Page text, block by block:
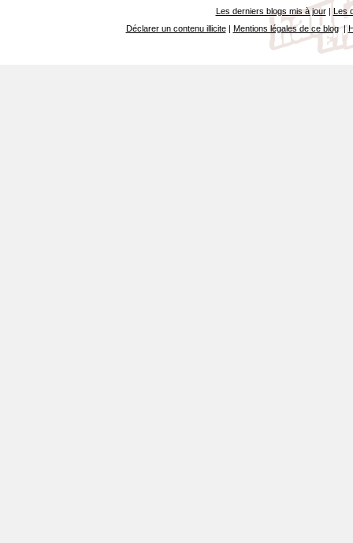
Les derniers blogs mis à jour| Les
Déclarer un contenu illicite| Mentions légales de ce blog|